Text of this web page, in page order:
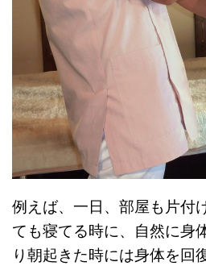
例えば、一日、部屋も片付
ても寝てる時に、自然に身
り朝起きた時には身体を回